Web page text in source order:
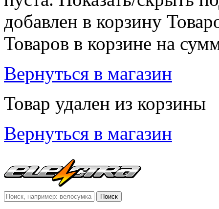
добавлен в корзину
Товаров в корзине на
Вернуться в магазин
Товар удален из корзины
Вернуться в магазин